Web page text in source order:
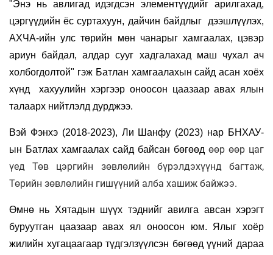
"Энэ нь авлигад идэгдсэн элементүүдийг арилгахад,
цэргүүдийн ёс суртахуун, дайчин байдлыг дээшлүүлэх,
АХЧА-ийн улс төрийн мөн чанарыг хамгаалах, цэвэр
ариун байдал, алдар сууг хадгалахад маш чухал ач
холбогдолтой" гэж Батлан ​​хамгаалахын сайд асан хоёх
хүнд хахуулийн хэргээр оноосон цаазаар авах ялын
талаарх нийтлэлд дурджээ.
Вэй Фэнхэ (2018-2023), Ли Шанфу (2023) нар БНХАУ-
ын Батлах хамгаалах сайд байсан бөгөөд өөр өөр цаг
үед Төв цэргийн зөвлөлийн бүрэлдэхүүнд багтаж,
Төрийн зөвлөлийн гишүүний алба хашиж байжээ.
Өмнө нь Хятадын шүүх тэднийг авилга авсан хэрэгт
буруутган цаазаар авах ял оноосон юм. Ялыг хоёр
жилийн хугацаагаар түдгэлзүүлсэн бөгөөд үүний дараа